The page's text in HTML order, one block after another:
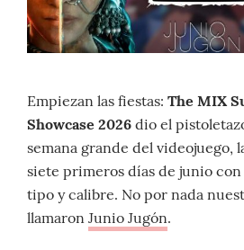
Empiezan las fiestas: The MIX
Showcase 2026 dio el
semana grande del videojuego,
siete primeros días de junio
tipo y calibre. No por nada
llamaron Junio Jugón.